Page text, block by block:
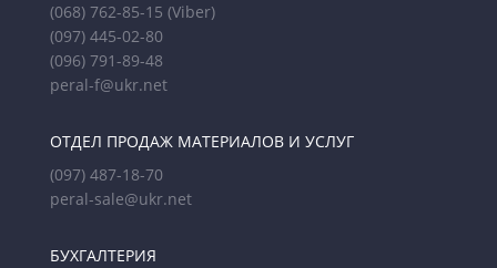
(068) 762-85-15 (Viber)
(097) 445-02-80
(096) 791-89-48
peral-f@ukr.net
ОТДЕЛ ПРОДАЖ МАТЕРИАЛОВ И УСЛУГ
(097) 487-18-70
peral-sale@ukr.net
БУХГАЛТЕРИЯ